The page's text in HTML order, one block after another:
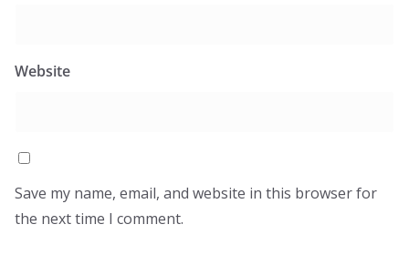
Website
Save my name, email, and website in this browser for
the next time I comment.